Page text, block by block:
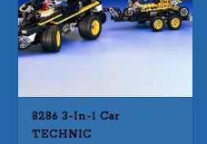
8286 3-In-1 Car
TECHNIC